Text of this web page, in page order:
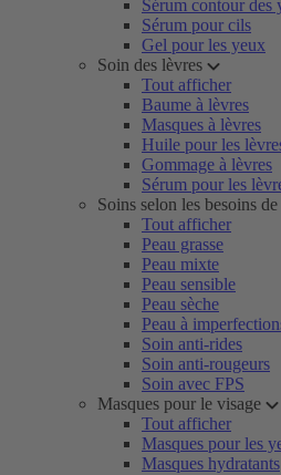
Sérum contour des
Sérum pour cils
Gel pour les yeux
Soin des lèvres
Tout afficher
Baume à lèvres
Masques à lèvres
Huile pour les
Gommage à lèvres
Sérum pour les
Soins selon les besoins
Tout afficher
Peau grasse
Peau mixte
Peau sensible
Peau sèche
Peau à
Soin anti-rides
Soin anti-rougeurs
Soin avec FPS
Masques pour le visage
Tout afficher
Masques pour les
Masques hydratants